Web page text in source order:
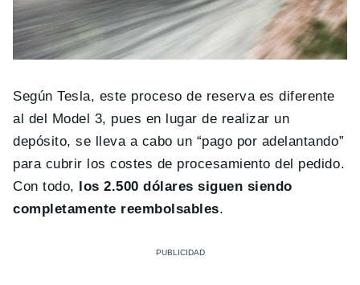
Según Tesla, este proceso de reserva es diferente
al del Model 3, pues en lugar de realizar un
depósito, se lleva a cabo un “pago por adelantando”
para cubrir los costes de procesamiento del pedido.
Con todo, los 2.500 dólares siguen siendo
completamente reembolsables.